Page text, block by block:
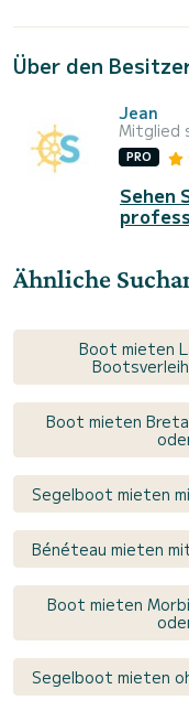
Über den
Jean
Mitglied
PRO
Sehen
Ähnliche
Boot mieten
Boot mieten
Segelboot mieten
Bénéteau mieten
Boot mieten
Segelboot mieten